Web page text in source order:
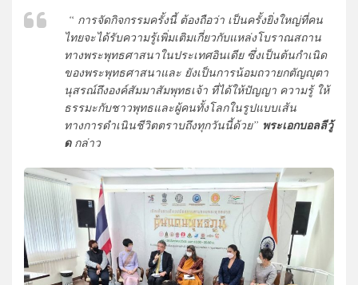
“ การจัดกิจกรรมครั้งนี้ ต้องถือว่า เป็นครั้งยิ่งใหญ่ที่คน
ไทยจะได้รับความรู้เพิ่มเติมเกี่ยวกับแหล่งโบราณสถาน
ทางพระพุทธศาสนาในประเทศอินเดีย ซึ่งเป็นต้นกำเนิด
ของพระพุทธศาสนาและ ยังเป็นการน้อมถวายกตัญญุตา
นุสรณ์ถึงองค์สัมมาสัมพุทธเจ้า ที่ได้ให้ปัญญา ความรู้ ให้
ธรรมะกับชาวพุทธและผู้คนทั้งโลกในรูปแบบเส้น
ทางการดำเนินชีวิตตราบถึงทุกวันนี้ด้วย” พระเอกบอลลีวู้
ดกล่าว